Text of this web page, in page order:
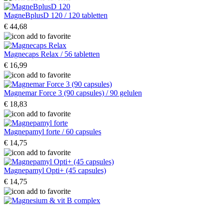
MagneBplusD 120 / 120 tabletten
€ 44,68
Magnecaps Relax / 56 tabletten
€ 16,99
Magnemar Force 3 (90 capsules) / 90 gelulen
€ 18,83
Magnepamyl forte / 60 capsules
€ 14,75
Magnepamyl Opti+ (45 capsules)
€ 14,75